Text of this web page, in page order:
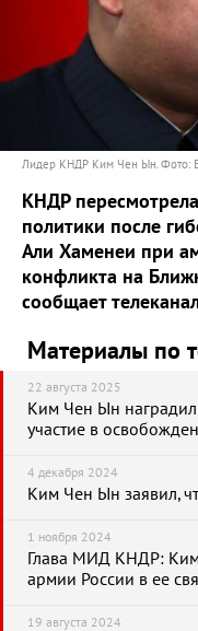
Лидер КНДР Ким Чен Ын. Фото:
КНДР
политики после
Али Хаменеи при
конфликта на
сообщает
Материалы по
22 августа 2025
Ким Чен Ын
участие в
4 декабря 2024
Ким Чен Ын заявил,
1 ноября 2024
Глава МИД КНДР:
армии России в ее
19 августа 2024